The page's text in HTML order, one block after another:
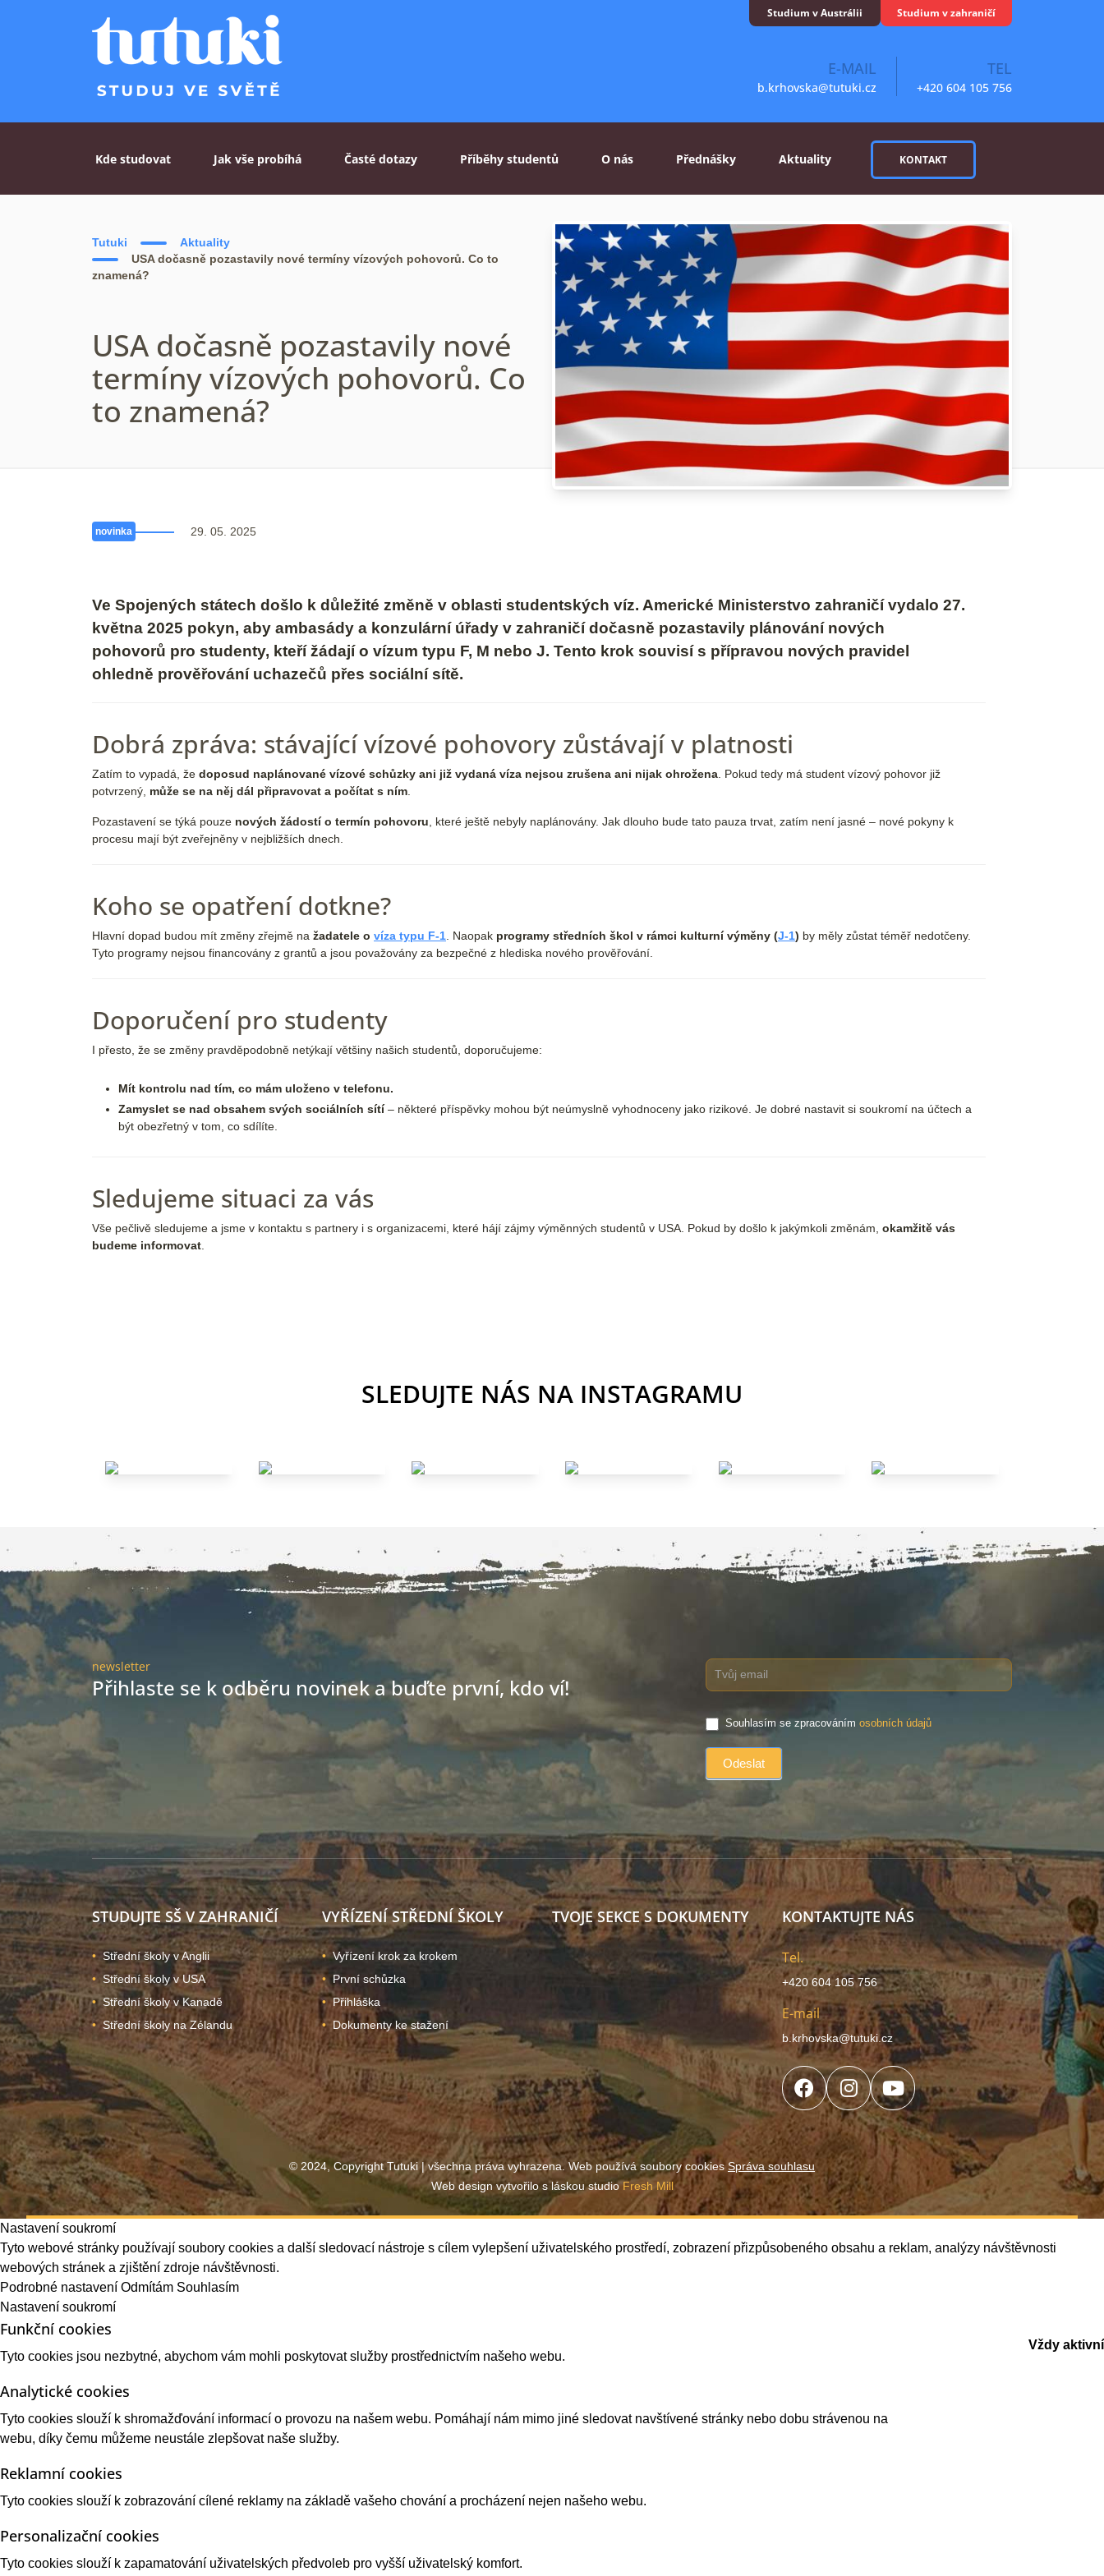
Studium v Austrálii Studium v zahraničí
E-MAIL
b.krhovska@tutuki.cz
TEL
+420 604 105 756
Kde studovat Jak vše probíhá Časté dotazy Příběhy studentů O nás Přednášky Aktuality KONTAKT
Tutuki
Aktuality
USA dočasně pozastavily nové termíny vízových pohovorů. Co to
znamená?
USA dočasně pozastavily nové
termíny vízových pohovorů. Co
to znamená?
novinka 29. 05. 2025
Ve Spojených státech došlo k důležité změně v oblasti studentských víz. Americké Ministerstvo zahraničí vydalo 27.
května 2025 pokyn, aby ambasády a konzulární úřady v zahraničí dočasně pozastavily plánování nových
pohovorů pro studenty, kteří žádají o vízum typu F, M nebo J. Tento krok souvisí s přípravou nových pravidel
ohledně prověřování uchazečů přes sociální sítě.
Dobrá zpráva: stávající vízové pohovory zůstávají v platnosti
Zatím to vypadá, že doposud naplánované vízové schůzky ani již vydaná víza nejsou zrušena ani nijak ohrožena . Pokud tedy má student vízový pohovor již
potvrzený, může se na něj dál připravovat a počítat s ním
Pozastavení se týká pouze nových žádostí o termín pohovoru , které ještě nebyly naplánovány. Jak dlouho bude tato pauza trvat, zatím není jasné – nové pokyny k
procesu mají být zveřejněny v nejbližších dnech.
Koho se opatření dotkne?
Hlavní dopad budou mít změny zřejmě na žadatele o víza typu F-1 . Naopak programy středních škol v rámci kulturní výměny (J-1) by měly zůstat téměř nedotčeny.
Tyto programy nejsou financovány z grantů a jsou považovány za bezpečné z hlediska nového prověřování.
Doporučení pro studenty
I přesto, že se změny pravděpodobně netýkají většiny našich studentů, doporučujeme:
Mít kontrolu nad tím, co mám uloženo v telefonu.
Zamyslet se nad obsahem svých sociálních sítí– některé příspěvky mohou být neúmyslně vyhodnoceny jako rizikové. Je dobré nastavit si soukromí na účtech a
být obezřetný v tom, co sdílíte.
Sledujeme situaci za vás
Vše pečlivě sledujeme a jsme v kontaktu s partnery i s organizacemi, které hájí zájmy výměnných studentů v USA. Pokud by došlo k jakýmkoli změnám, okamžitě vás
budeme informovat
SLEDUJTE NÁS NA INSTAGRAMU
newsletter
Přihlaste se k odběru novinek a buďte první, kdo ví!
Souhlasím se zpracováním osobních údajů
STUDUJTE SŠ V ZAHRANIČÍ
Střední školy v Anglii
Střední školy v USA
Střední školy v Kanadě
Střední školy na Zélandu
VYŘÍZENÍ STŘEDNÍ ŠKOLY
Vyřízení krok za krokem
První schůzka
Přihláška
Dokumenty ke stažení
TVOJE SEKCE S DOKUMENTY KONTAKTUJTE NÁS
Tel.
+420 604 105 756
E-mail
b.krhovska@tutuki.cz
© 2024, Copyright Tutuki | všechna práva vyhrazena. Web používá soubory cookies Správa souhlasu
Web design vytvořilo s láskou studioFresh Mill
Nastavení soukromí
Tyto webové stránky používají soubory cookies a další sledovací nástroje s cílem vylepšení uživatelského prostředí, zobrazení přizpůsobeného obsahu a reklam, analýzy návštěvnosti
webových stránek a zjištění zdroje návštěvnosti.
Podrobné nastavení Odmítám Souhlasím
Nastavení soukromí
Funkční cookies
Tyto cookies jsou nezbytné, abychom vám mohli poskytovat služby prostřednictvím našeho webu.
Vždy aktivní
Analytické cookies
Tyto cookies slouží k shromažďování informací o provozu na našem webu. Pomáhají nám mimo jiné sledovat navštívené stránky nebo dobu strávenou na
webu, díky čemu můžeme neustále zlepšovat naše služby.
Reklamní cookies
Tyto cookies slouží k zobrazování cílené reklamy na základě vašeho chování a procházení nejen našeho webu.
Personalizační cookies
Tyto cookies slouží k zapamatování uživatelských předvoleb pro vyšší uživatelský komfort.